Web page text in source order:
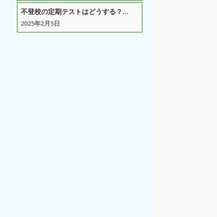
不登校の定期テストはどうする？...
2025年2月5日